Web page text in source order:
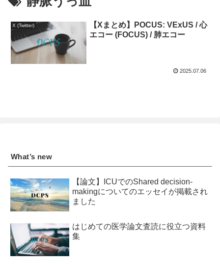
X (Twitter)
【Xまとめ】POCUS: VExUS / 心
エコー (FOCUS) / 肺エコー
2025.07.06
What’s new
【論文】ICUでのShared decision-
makingについてのエッセイが掲載され
ました
はじめての医学論文査読に役立つ資料
集